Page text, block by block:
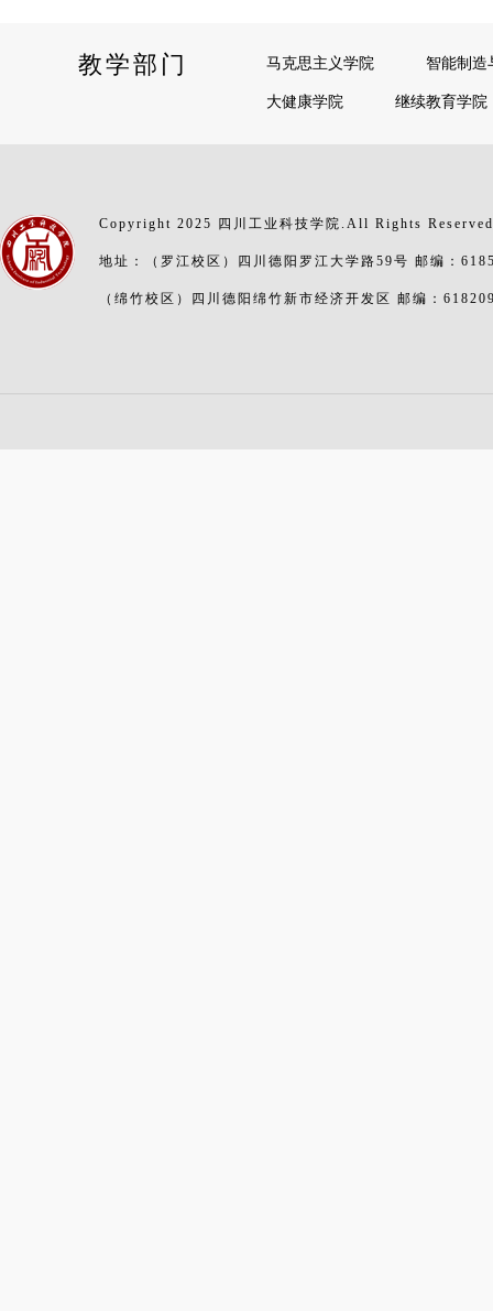
教学部门 马克思主义学院
智能制造
大健康学院
继续教育学院
Copyright 2025 四川工业科技学院.All Rights
地址：（罗江校区）四川德阳罗江大学路59号 邮编：
（绵竹校区）四川德阳绵竹新市经济开发区 邮编：